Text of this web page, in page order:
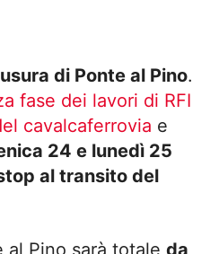
di Ponte al Pino.
fase dei lavori di RFI
cavalcaferrovia e
24 e lunedì 25
al transito del
al Pino sarà totale da